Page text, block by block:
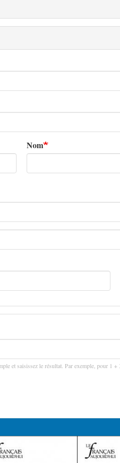
Nom
et saisissez le résultat. Par exemple, pour 1 +